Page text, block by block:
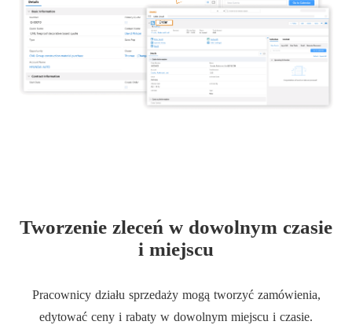
Tworzenie zleceń w dowolnym czasie
i miejscu
Pracownicy działu sprzedaży mogą tworzyć zamówienia,
edytować ceny i rabaty w dowolnym miejscu i czasie.